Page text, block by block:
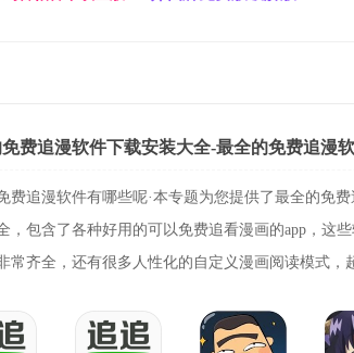
费追漫软件有哪些呢·本专题为您提供了最全的免
，包含了各种好用的可以免费追看漫画的app，这
常齐全，还有很多人性化的自定义漫画阅读模式，